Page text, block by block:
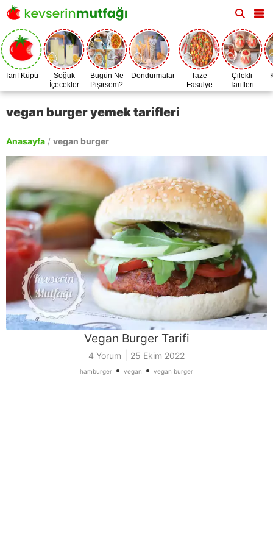
Tarif Küpü
Soğuk
İçecekler
Bugün Ne
Pişirsem?
Dondurmalar
Taze
Fasulye
Zamanı
Çilekli
Tarifleri
vegan burger yemek tarifleri
Anasayfa / vegan burger
Vegan Burger Tarifi
4 Yorum 25 Ekim 2022
hamburger • vegan • vegan burger